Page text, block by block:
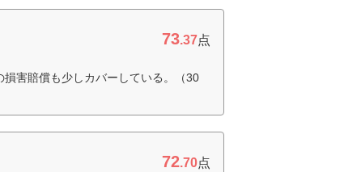
73.37点
害賠償も少しカバーしている。（30
72.70点